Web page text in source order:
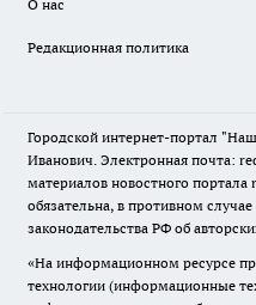
О нас
Редакционная политика
Городской интернет-портал
Иванович. Электронная почта:
материалов новостного портала
обязательна, в противном
законодательства РФ об
«На информационном ресурсе
технологии (информационные